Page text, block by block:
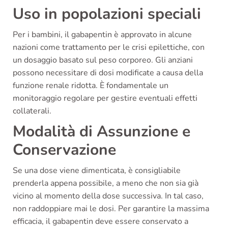
Uso in popolazioni speciali
Per i bambini, il gabapentin è approvato in alcune
nazioni come trattamento per le crisi epilettiche, con
un dosaggio basato sul peso corporeo. Gli anziani
possono necessitare di dosi modificate a causa della
funzione renale ridotta. È fondamentale un
monitoraggio regolare per gestire eventuali effetti
collaterali.
Modalità di Assunzione e
Conservazione
Se una dose viene dimenticata, è consigliabile
prenderla appena possibile, a meno che non sia già
vicino al momento della dose successiva. In tal caso,
non raddoppiare mai le dosi. Per garantire la massima
efficacia, il gabapentin deve essere conservato a